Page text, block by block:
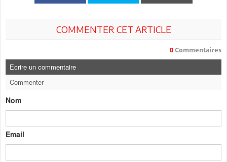
COMMENTER CET ARTICLE
0 Commentaires
Ecrire un commentaire
Commenter
Nom
Email